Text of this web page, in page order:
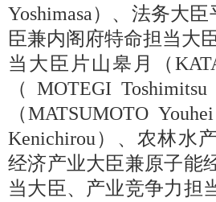
Yoshimasa）、法务大
臣兼内阁府特命担当大
当大臣片山皋月（
（MOTEGI
（MATSUMOTO
Kenichirou）、农林水
经济产业大臣兼原子能
当大臣、产业竞争力担